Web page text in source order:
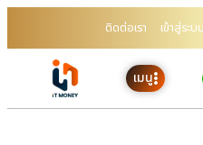
ติดต่อเรา เข้าสู่ระบบ
เมนู